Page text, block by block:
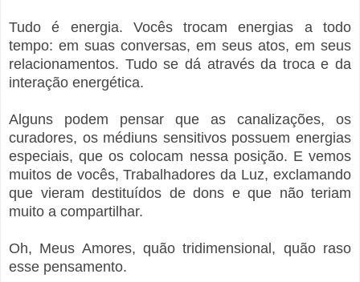
Tudo é energia. Vocês trocam energias a todo
tempo: em suas conversas, em seus atos, em seus
relacionamentos. Tudo se dá através da troca e da
interação energética.
Alguns podem pensar que as canalizações, os
curadores, os médiuns sensitivos possuem energias
especiais, que os colocam nessa posição. E vemos
muitos de vocês, Trabalhadores da Luz, exclamando
que vieram destituídos de dons e que não teriam
muito a compartilhar.
Oh, Meus Amores, quão tridimensional, quão raso
esse pensamento.